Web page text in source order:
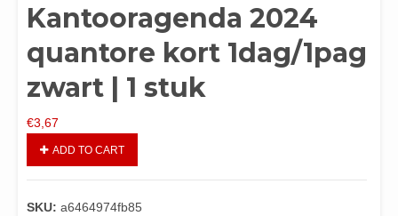
Kantooragenda 2024
quantore kort 1dag/1pag
zwart | 1 stuk
€3,67
ADD TO CART
SKU: a6464974fb85